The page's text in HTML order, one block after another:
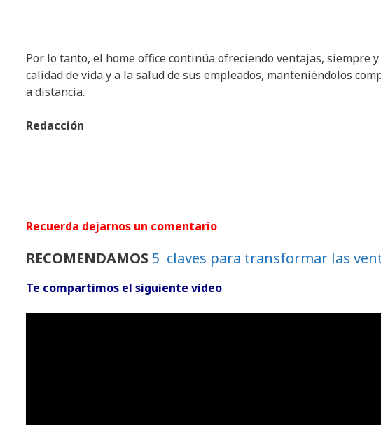
Por lo tanto, el home office continúa ofreciendo ventajas, siempre
calidad de vida y a la salud de sus empleados, manteniéndolos
a distancia.
Redacción
Recuerda dejarnos un comentario
RECOMENDAMOS 5 claves para transformar las
Te compartimos el siguiente vídeo